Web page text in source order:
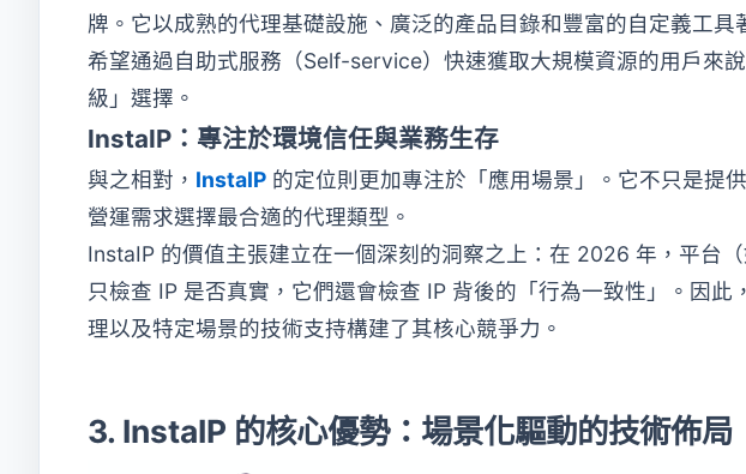
牌。它以成熟的代理基礎設施、廣泛的產品目錄和豐富的自定義工具
希望通過自助式服務（Self-service）快速獲取大規模資源的用戶來
級」選擇。
InstaIP：專注於環境信任與業務生存
與之相對， InstaIP 的定位則更加專注於「應用場景」。它不只是提
營運需求選擇最合適的代理類型。
InstaIP 的價值主張建立在一個深刻的洞察之上：在 2026 年，平台
只檢查 IP 是否真實，它們還會檢查 IP 背後的「行為一致性」。因
理以及特定場景的技術支持構建了其核心競爭力。
3. InstaIP 的核心優勢：場景化驅動的技術佈局